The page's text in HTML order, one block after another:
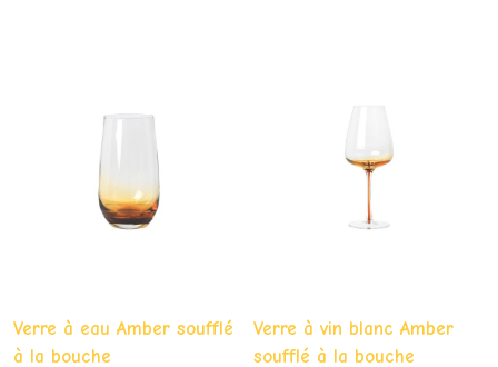
Verre à eau Amber soufflé
à la bouche
Verre à vin blanc Amber
soufflé à la bouche